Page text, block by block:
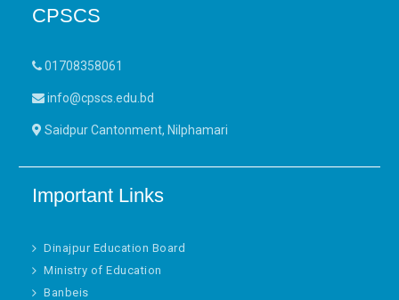
CPSCS
01708358061
info@cpscs.edu.bd
Saidpur Cantonment, Nilphamari
Important Links
Dinajpur Education Board
Ministry of Education
Banbeis